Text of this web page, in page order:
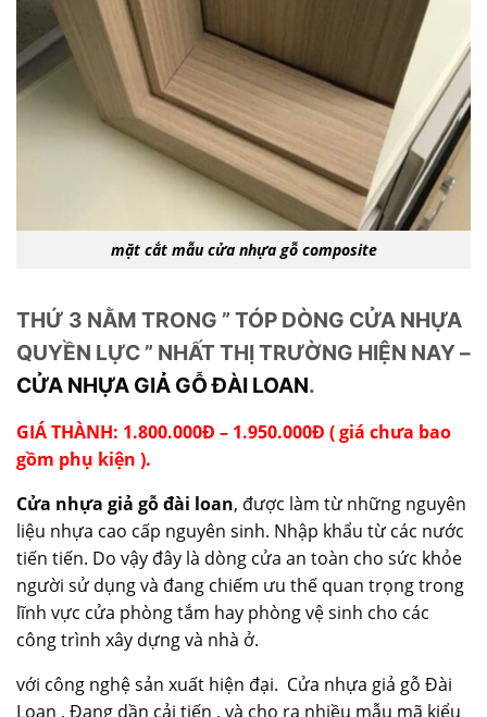
mặt cắt mẫu cửa nhựa gỗ composite
THỨ 3 NẰM TRONG ” TÓP DÒNG CỬA NHỰA
QUYỀN LỰC ” NHẤT THỊ TRƯỜNG HIỆN NAY –
CỬA NHỰA GIẢ GỖ ĐÀI LOAN.
GIÁ THÀNH: 1.800.000Đ – 1.950.000Đ ( giá chưa bao
gồm phụ kiện ).
Cửa nhựa giả gỗ đài loan, được làm từ những nguyên
liệu nhựa cao cấp nguyên sinh. Nhập khẩu từ các nước
tiến tiến. Do vậy đây là dòng cửa an toàn cho sức khỏe
người sử dụng và đang chiếm ưu thế quan trọng trong
lĩnh vực cửa phòng tắm hay phòng vệ sinh cho các
công trình xây dựng và nhà ở.
với công nghệ sản xuất hiện đại. Cửa nhựa giả gỗ Đài
Loan , Đang dần cải tiến , và cho ra nhiều mẫu mã kiểu